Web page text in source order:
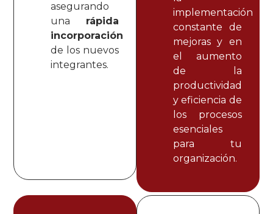
asegurando
una rápida
incorporación
de los nuevos
integrantes.
implementación
constante de
mejoras y en
el aumento
de la
productividad
y eficiencia de
los procesos
esenciales
para tu
organización.